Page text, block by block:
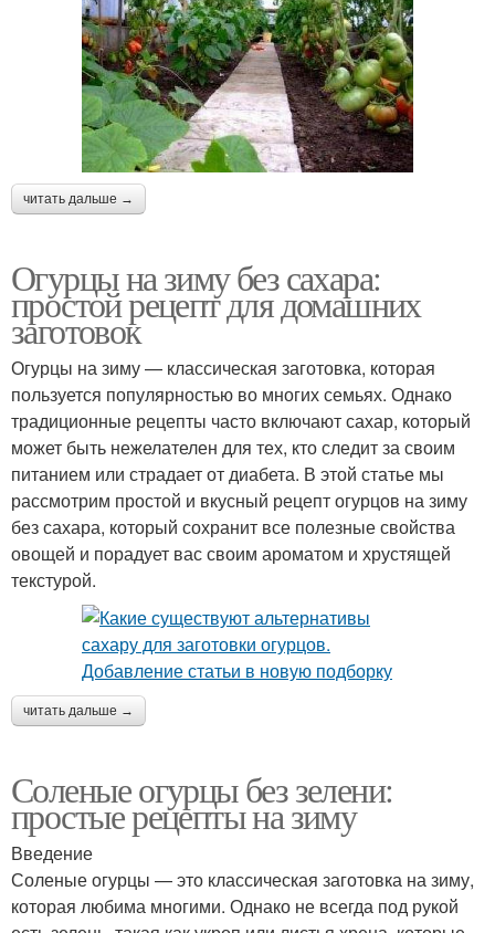
читать дальше →
Огурцы на зиму без сахара:
простой рецепт для домашних
заготовок
Огурцы на зиму — классическая заготовка, которая
пользуется популярностью во многих семьях. Однако
традиционные рецепты часто включают сахар, который
может быть нежелателен для тех, кто следит за своим
питанием или страдает от диабета. В этой статье мы
рассмотрим простой и вкусный рецепт огурцов на зиму
без сахара, который сохранит все полезные свойства
овощей и порадует вас своим ароматом и хрустящей
текстурой.
читать дальше →
Соленые огурцы без зелени:
простые рецепты на зиму
Введение
Соленые огурцы — это классическая заготовка на зиму,
которая любима многими. Однако не всегда под рукой